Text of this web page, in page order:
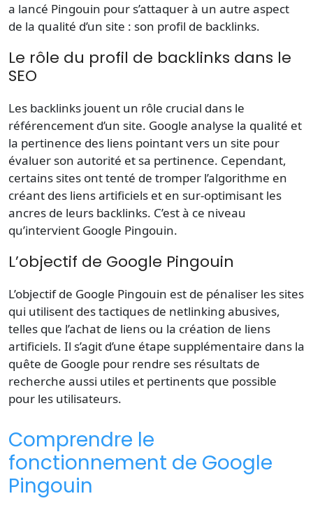
a lancé Pingouin pour s’attaquer à un autre aspect
de la qualité d’un site : son profil de backlinks.
Le rôle du profil de backlinks dans le
SEO
Les backlinks jouent un rôle crucial dans le
référencement d’un site. Google analyse la qualité et
la pertinence des liens pointant vers un site pour
évaluer son autorité et sa pertinence. Cependant,
certains sites ont tenté de tromper l’algorithme en
créant des liens artificiels et en sur-optimisant les
ancres de leurs backlinks. C’est à ce niveau
qu’intervient Google Pingouin.
L’objectif de Google Pingouin
L’objectif de Google Pingouin est de pénaliser les sites
qui utilisent des tactiques de netlinking abusives,
telles que l’achat de liens ou la création de liens
artificiels. Il s’agit d’une étape supplémentaire dans la
quête de Google pour rendre ses résultats de
recherche aussi utiles et pertinents que possible
pour les utilisateurs.
Comprendre le
fonctionnement de Google
Pingouin